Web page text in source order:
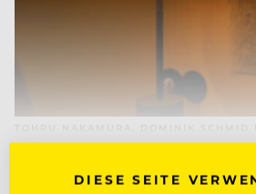
DIESE SEITE